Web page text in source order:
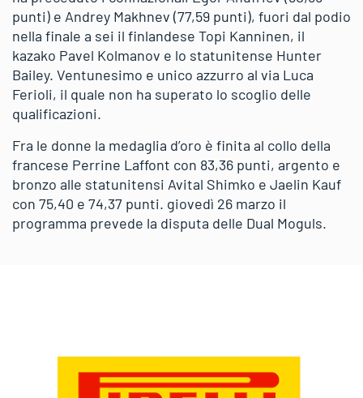
punti) e Andrey Makhnev (77,59 punti), fuori dal podio
nella finale a sei il finlandese Topi Kanninen, il
kazako Pavel Kolmanov e lo statunitense Hunter
Bailey. Ventunesimo e unico azzurro al via Luca
Ferioli, il quale non ha superato lo scoglio delle
qualificazioni.
Fra le donne la medaglia d’oro è finita al collo della
francese Perrine Laffont con 83,36 punti, argento e
bronzo alle statunitensi Avital Shimko e Jaelin Kauf
con 75,40 e 74,37 punti. giovedì 26 marzo il
programma prevede la disputa delle Dual Moguls.